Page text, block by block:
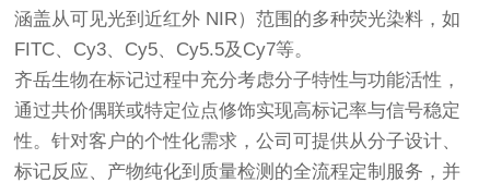
涵盖从可见光到近红外 NIR）范围的多种荧光染料，如
FITC、Cy3、Cy5、Cy5.5及Cy7等。
齐岳生物在标记过程中充分考虑分子特性与功能活性，
通过共价偶联或特定位点修饰实现高标记率与信号稳定
性。针对客户的个性化需求，公司可提供从分子设计、
标记反应、产物纯化到质量检测的全流程定制服务，并